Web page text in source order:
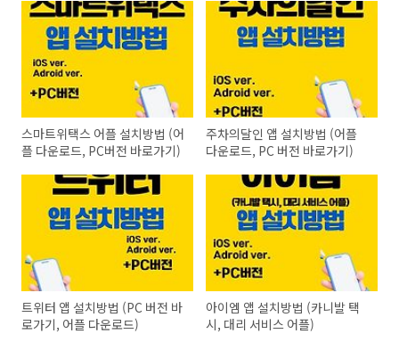
스마트위택스 어플 설치방법 (어
플 다운로드, PC버전 바로가기)
주차의달인 앱 설치방법 (어플
다운로드, PC 버전 바로가기)
트위터 앱 설치방법 (PC 버전 바
로가기, 어플 다운로드)
아이엠 앱 설치방법 (카니발 택
시, 대리 서비스 어플)